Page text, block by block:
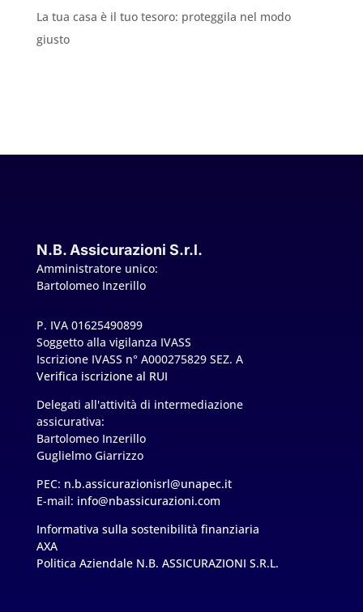
La tua casa è il tuo tesoro: proteggila nel modo
giusto
N.B. Assicurazioni S.r.l.
Amministratore unico:
Bartolomeo Inzerillo
P. IVA 01625490899
Soggetto alla vigilanza IVASS
Iscrizione IVASS n° A000275829 SEZ. A
Verifica iscrizione al RUI
Delegati all'attività di intermediazione
assicurativa:
Bartolomeo Inzerillo
Guglielmo Giarrizzo
PEC: n.b.assicurazionisrl@unapec.it
E-mail: info@nbassicurazioni.com
Informativa sulla sostenibilità finanziaria
AXA
Politica Aziendale N.B. ASSICURAZIONI S.R.L.